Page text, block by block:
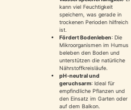
kann viel Feuchtigkeit
speichern, was gerade in
trockenen Perioden hilfreich
ist.
Fördert Bodenleben: Die
Mikroorganismen im Humus
beleben den Boden und
unterstützen die natürliche
Nährstoffkreisläufe.
pH-neutral und
geruchsarm: Ideal für
empfindliche Pflanzen und
den Einsatz im Garten oder
auf dem Balkon.